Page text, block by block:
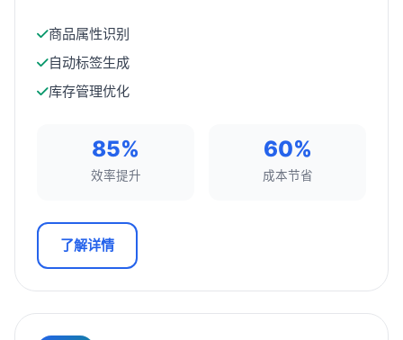
商品属性识别
自动标签生成
库存管理优化
85%
效率提升
60%
成本节省
了解详情